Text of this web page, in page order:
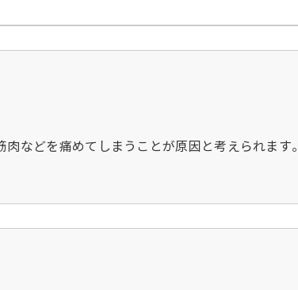
などを痛めてしまうことが原因と考えられます。